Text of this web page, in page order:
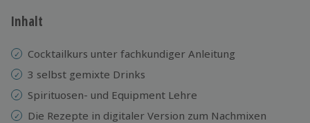
3 Jahre gültig & verlängerbar.
Inhalt
Cocktailkurs unter fachkundiger Anleitung
3 selbst gemixte Drinks
Spirituosen- und Equipment Lehre
Die Rezepte in digitaler Version zum Nachmixen